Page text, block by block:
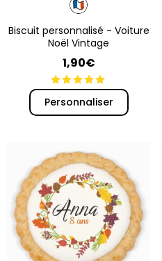
Biscuit personnalisé - Voiture
Noël Vintage
1,90€
Personnaliser